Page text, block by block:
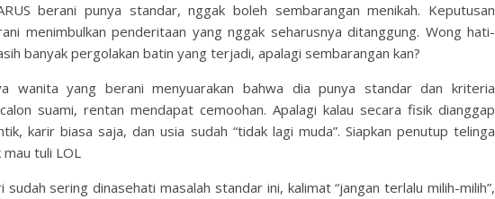
berani punya standar, nggak boleh sembarangan menikah. Keputusan
menimbulkan penderitaan yang nggak seharusnya ditanggung. Wong hati-
banyak pergolakan batin yang terjadi, apalagi sembarangan kan?
wanita yang berani menyuarakan bahwa dia punya standar dan kriteria
suami, rentan mendapat cemoohan. Apalagi kalau secara fisik dianggap
karir biasa saja, dan usia sudah “tidak lagi muda”. Siapkan penutup telinga
mau tuli LOL
sudah sering dinasehati masalah standar ini, kalimat “jangan terlalu milih-milih”,